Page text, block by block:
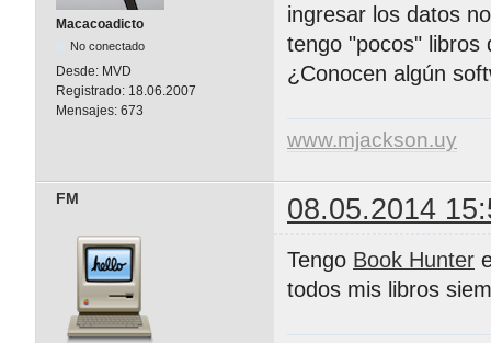
Macacoadicto
No conectado
Desde: MVD
Registrado: 18.06.2007
Mensajes: 673
ingresar los datos
tengo "pocos" libros
¿Conocen algún
www.mjackson.uy
FM 08.05.2014
Tengo Book Hunter
todos mis libros